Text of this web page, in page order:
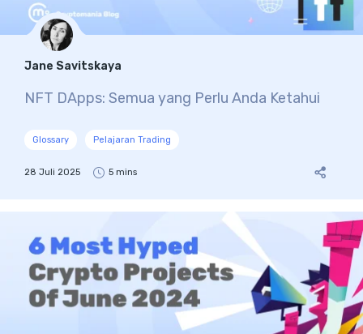
Jane Savitskaya
NFT DApps: Semua yang Perlu Anda Ketahui
Glossary Pelajaran Trading
28 Juli 2025 5 mins